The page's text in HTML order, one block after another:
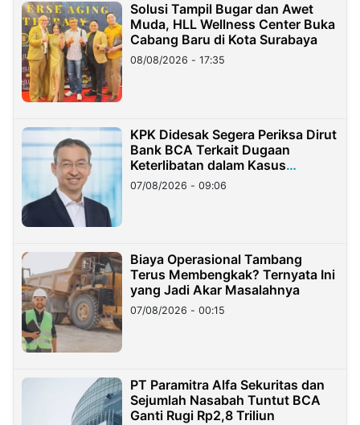
Solusi Tampil Bugar dan Awet
Muda, HLL Wellness Center Buka
Cabang Baru di Kota Surabaya
08/08/2026 - 17:35
KPK Didesak Segera Periksa Dirut
Bank BCA Terkait Dugaan
Keterlibatan dalam Kasus
Hilangnya Dana Nasabah Rp2,58
Miliar
07/08/2026 - 09:06
Biaya Operasional Tambang
Terus Membengkak? Ternyata Ini
yang Jadi Akar Masalahnya
07/08/2026 - 00:15
PT Paramitra Alfa Sekuritas dan
Sejumlah Nasabah Tuntut BCA
Ganti Rugi Rp2,8 Triliun